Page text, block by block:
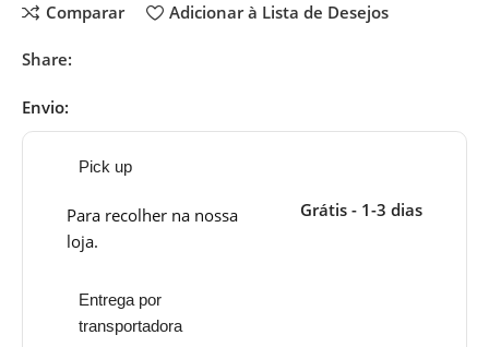
Comparar Adicionar à Lista de Desejos
Share:
Envio:
Pick up
Para recolher na nossa
loja.
Grátis - 1-3 dias
Entrega por
transportadora